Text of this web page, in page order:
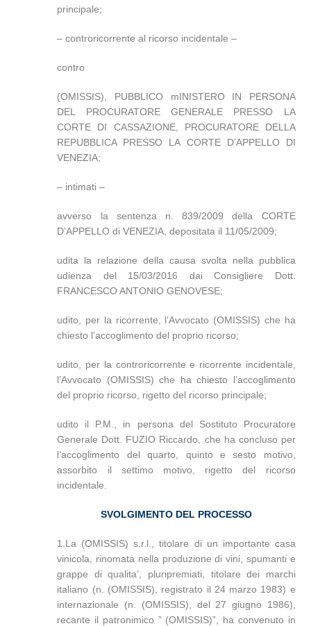
principale;
– controricorrente al ricorso incidentale –
contro
(OMISSIS), PUBBLICO mINISTERO IN PERSONA
DEL PROCURATORE GENERALE PRESSO LA
CORTE DI CASSAZIONE, PROCURATORE DELLA
REPUBBLICA PRESSO LA CORTE D’APPELLO DI
VENEZIA;
– intimati –
avverso la sentenza n. 839/2009 della CORTE
D’APPELLO di VENEZIA, depositata il 11/05/2009;
udita la relazione della causa svolta nella pubblica
udienza del 15/03/2016 dai Consigliere Dott.
FRANCESCO ANTONIO GENOVESE;
udito, per la ricorrente, l’Avvocato (OMISSIS) che ha
chiesto l’accoglimento del proprio ricorso;
udito, per la controricorrente e ricorrente incidentale,
l’Avvocato (OMISSIS) che ha chiesto l’accoglimento
del proprio ricorso, rigetto del ricorso principale;
udito il P.M., in persona del Sostituto Procuratore
Generale Dott. FUZIO Riccardo, che ha concluso per
l’accoglimento del quarto, quinto e sesto motivo,
assorbito il settimo motivo, rigetto del ricorso
incidentale.
SVOLGIMENTO DEL PROCESSO
1.La (OMISSIS) s.r.l., titolare di un importante casa
vinicola, rinomata nella produzione di vini, spumanti e
grappe di qualita’, pluripremiati, titolare dei marchi
italiano (n. (OMISSIS), registrato il 24 marzo 1983) e
internazionale (n. (OMISSIS), del 27 giugno 1986),
recante il patronimico ” (OMISSIS)”, ha convenuto in